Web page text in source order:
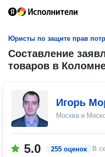
Юристы по защите прав
Составление
товаров в
Игорь
Москва и
5.0 255 оценок В